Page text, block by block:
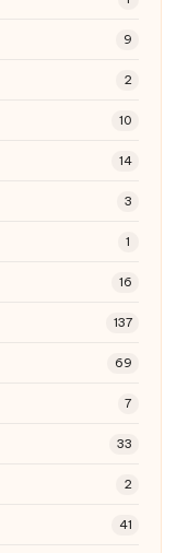
9
2
10
14
3
1
16
137
69
7
33
2
41